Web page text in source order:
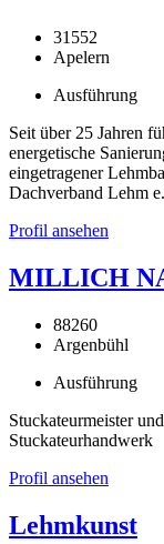
31552
Apelern
Ausführung
Seit über 25 Jahren
energetische
eingetragener
Dachverband Lehm
Profil ansehen
MILLICH
88260
Argenbühl
Ausführung
Stuckateurmeister
Stuckateurhandwerk
Profil ansehen
Lehmkunst